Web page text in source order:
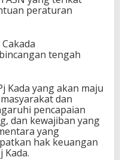
peraturan
tengah
Kada yang akan maju
dan
pencapaian
dan kewajiban yang
yang
hak keuangan